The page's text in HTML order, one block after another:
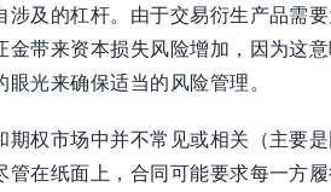
涉及的杠杆。由于交易衍生产品需
金带来资本损失风险增加，因为这
光来确保适当的风险管理。
期权市场中并不常见或相关（主要
管在纸面上，合同可能要求每一方